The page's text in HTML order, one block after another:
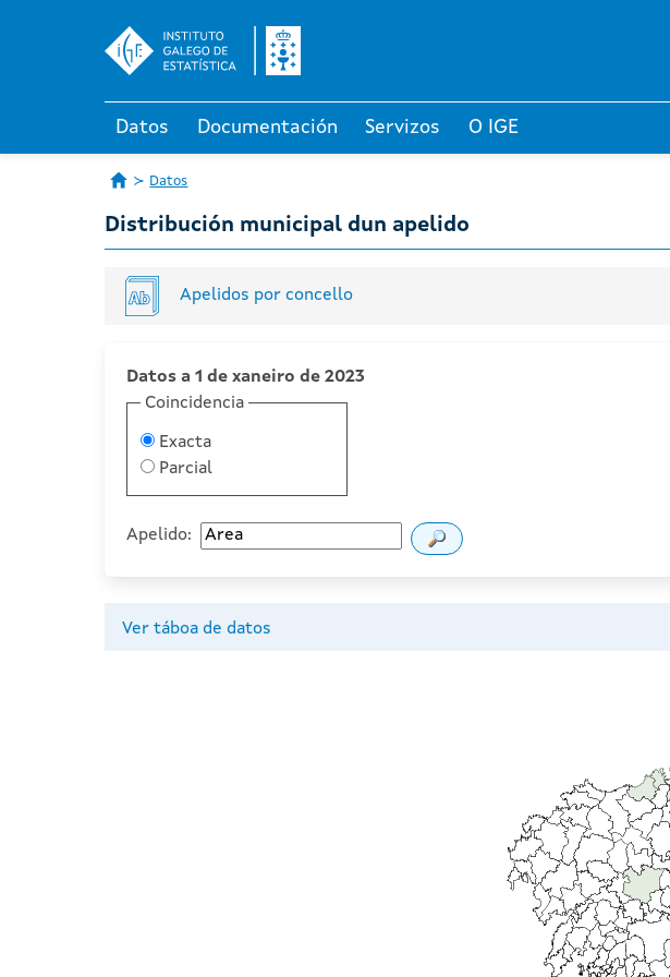
Datos Documentación Servizos O IGE
Datos
Distribución municipal dun apelido
Apelidos por concello
Datos a 1 de xaneiro de 2023
Coincidencia
Exacta
Parcial
Apelido:
Ver táboa de datos